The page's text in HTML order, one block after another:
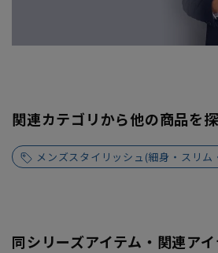
関連カテゴリから他の商品を
メンズスタイリッシュ(細身・スリム
同シリーズアイテム・関連ア